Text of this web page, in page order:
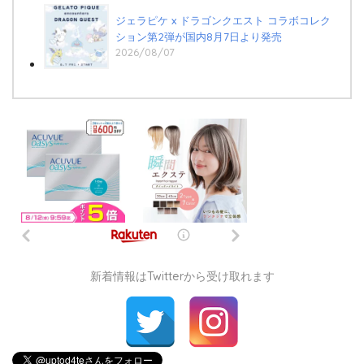
ジェラピケ x ドラゴンクエスト コラボコレク
ション第2弾が国内8月7日より発売
2026/08/07
新着情報はTwitterから受け取れます